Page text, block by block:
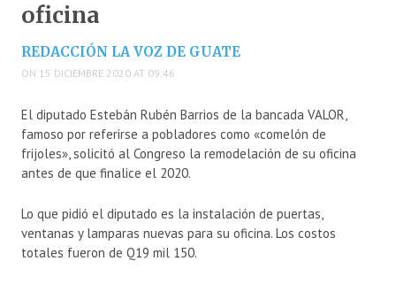
oficina
REDACCIÓN LA VOZ DE GUATE
ON 15 DICIEMBRE 2020 AT 09:46
El diputado Estebán Rubén Barrios de la bancada VALOR,
famoso por referirse a pobladores como «comelón de
frijoles», solicitó al Congreso la remodelación de su oficina
antes de que finalice el 2020.
Lo que pidió el diputado es la instalación de puertas,
ventanas y lamparas nuevas para su oficina. Los costos
totales fueron de Q19 mil 150.